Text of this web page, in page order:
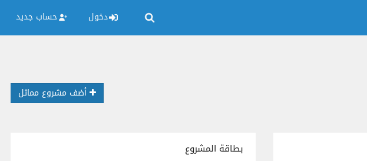
دخول حساب جديد
أضف مشروع مماثل
بطاقة المشروع